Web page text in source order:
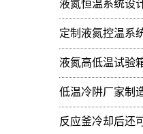
低温冷阱厂家制
反应釜冷却后还